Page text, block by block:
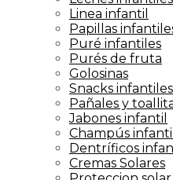
Linea infantil
Papillas
Puré infantiles
Purés de fruta
Golosinas
Snacks infantiles
Pañales y
Jabones infantil
Champús infantil
Dentríficos
Cremas Solares